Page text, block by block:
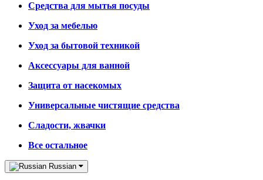
Средства для мытья посуды
Уход за мебелью
Уход за бытовой техникой
Аксессуары для ванной
Защита от насекомых
Универсальные чистящие средства
Сладости, жвачки
Все остальное
Russian